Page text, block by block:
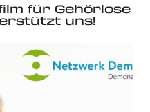
für Gehörlose
uns!